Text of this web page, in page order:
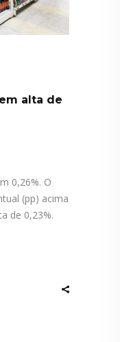
alta de
0,26%. O
(pp) acima
de 0,23%.